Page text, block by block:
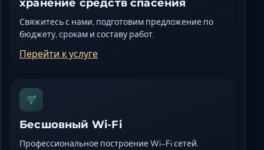
хранение средств спасения
Свяжитесь с нами, подготовим предложение по
бюджету, срокам и составу работ.
Перейти к услуге
Бесшовный Wi-Fi
Профессиональное построение Wi-Fi сетей.